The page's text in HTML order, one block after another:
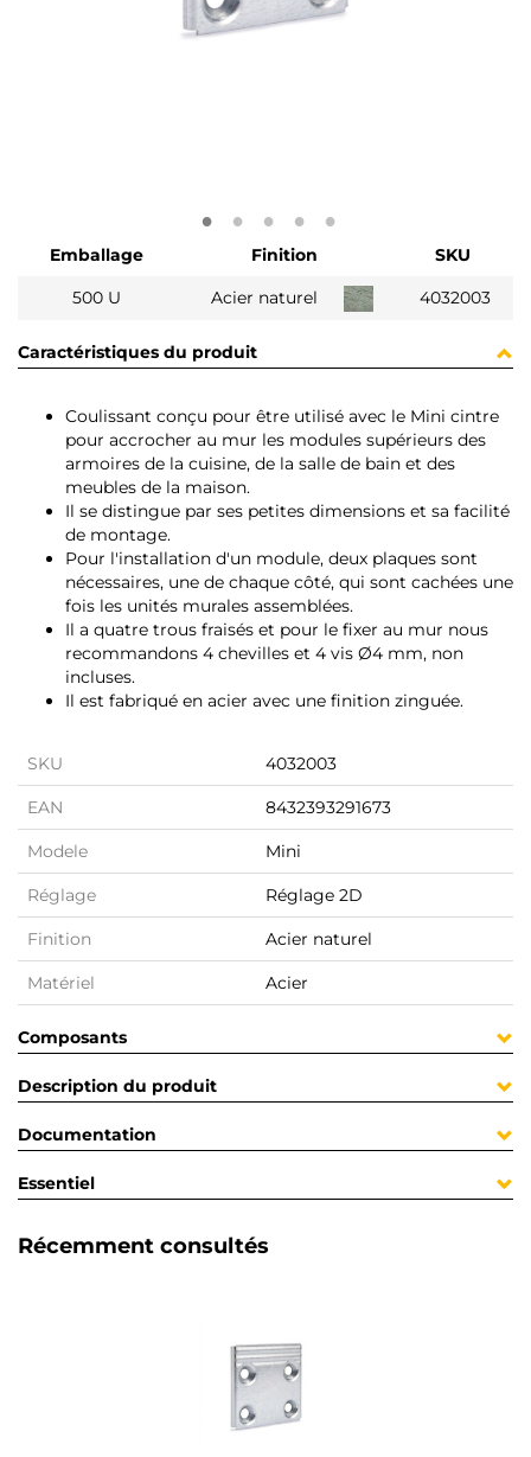
Emballage Finition
SKU
500 U
Acier naturel 4032003
Caractéristiques du produit
Coulissant conçu pour être utilisé avec le Mini cintre
pour accrocher au mur les modules supérieurs des
armoires de la cuisine, de la salle de bain et des
meubles de la maison.
Il se distingue par ses petites dimensions et sa facilité
de montage.
Pour l'installation d'un module, deux plaques sont
nécessaires, une de chaque côté, qui sont cachées une
fois les unités murales assemblées.
Il a quatre trous fraisés et pour le fixer au mur nous
recommandons 4 chevilles et 4 vis Ø4 mm, non
incluses.
Il est fabriqué en acier avec une finition zinguée.
SKU 4032003
EAN 8432393291673
Modele Mini
Réglage Réglage 2D
Finition Acier naturel
Matériel Acier
Composants
Description du produit
Documentation
Essentiel
Récemment consultés